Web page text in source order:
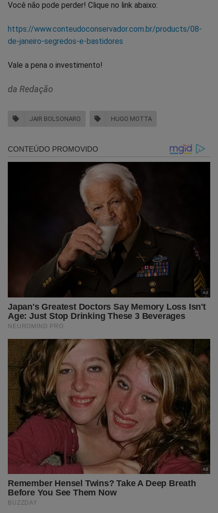
Você não pode perder! Clique no link abaixo:
https://www.conteudoconservador.com.br/products/08-
de-janeiro-segredos-e-bastidores
Vale a pena o investimento!
da Redação
JAIR BOLSONARO HUGO MOTTA